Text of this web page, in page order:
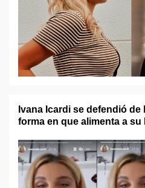
Ivana Icardi se defendió
forma en que alimenta a su